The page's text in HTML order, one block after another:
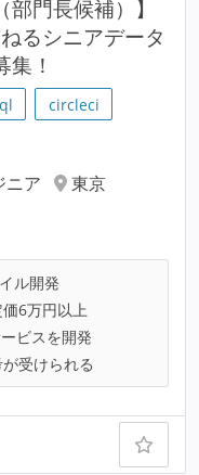
門長候補）】
るシニアデータ
！
circleci
ニア
東京
ル開発
6万円以上
ビスを開発
受けられる